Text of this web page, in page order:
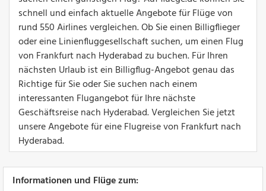
schnell und einfach aktuelle Angebote für Flüge von
rund 550 Airlines vergleichen. Ob Sie einen Billigflieger
oder eine Linienfluggesellschaft suchen, um einen Flug
von Frankfurt nach Hyderabad zu buchen. Für Ihren
nächsten Urlaub ist ein Billigflug-Angebot genau das
Richtige für Sie oder Sie suchen nach einem
interessanten Flugangebot für Ihre nächste
Geschäftsreise nach Hyderabad. Vergleichen Sie jetzt
unsere Angebote für eine Flugreise von Frankfurt nach
Hyderabad.
Informationen und Flüge zum: